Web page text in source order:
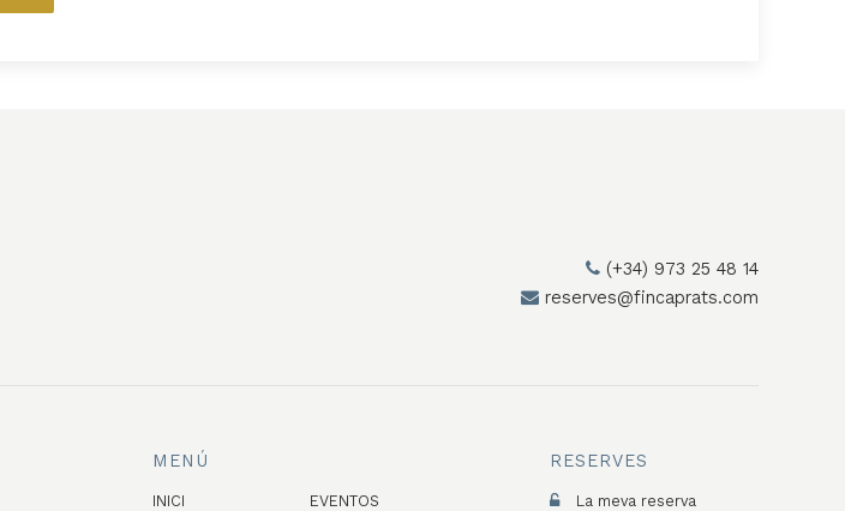
(+34) 973 25 48 14
reserves@fincaprats.com
MENÚ
INICI EVENTOS
RESERVES
La meva reserva